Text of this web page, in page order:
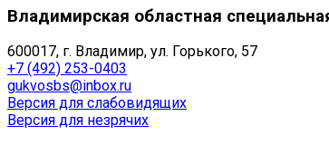
Владимирская областная
600017, г. Владимир, ул. Горького, 57
+7 (492) 253-0403
gukvosbs@inbox.ru
Версия для слабовидящих
Версия для незрячих